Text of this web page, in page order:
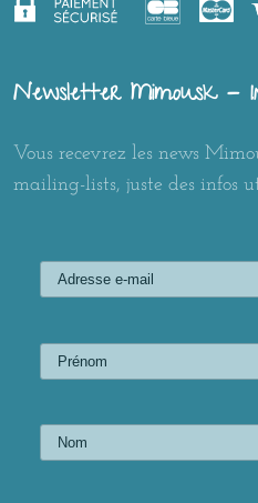
Newsletter Mimousk -
Vous recevrez les news
mailing-lists, juste des infos